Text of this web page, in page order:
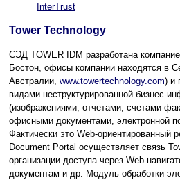
InterTrust
Tower Technology
СЭД TOWER IDM разработана
Бостон, офисы компании находятся в
Австралии, www.towertechnology.com) и
видами неструктурированной бизнес-
(изображениями, отчетами, счетами-
офисными документами, электронной
Фактически это Web-ориентированный
Document Portal осуществляет связь
организации доступа через Web-
документам и др. Модуль обработки